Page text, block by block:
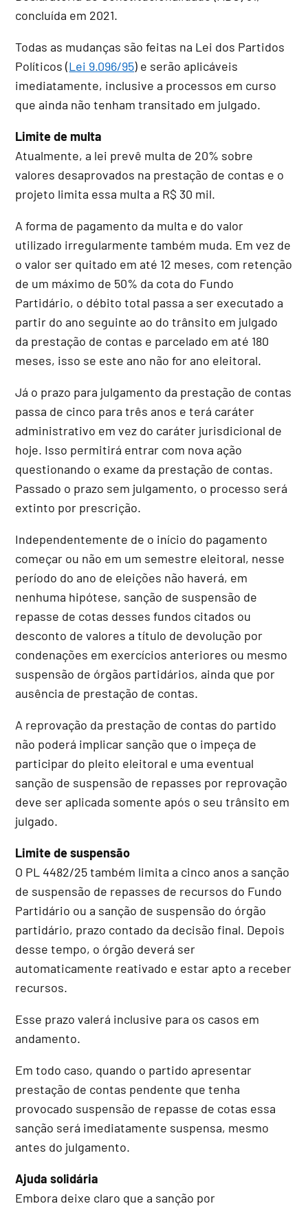
concluída em 2021.
Todas as mudanças são feitas na Lei dos Partidos
Políticos (Lei 9.096/95) e serão aplicáveis
imediatamente, inclusive a processos em curso
que ainda não tenham transitado em julgado.
Limite de multa
Atualmente, a lei prevê multa de 20% sobre
valores desaprovados na prestação de contas e o
projeto limita essa multa a R$ 30 mil.
A forma de pagamento da multa e do valor
utilizado irregularmente também muda. Em vez de
o valor ser quitado em até 12 meses, com retenção
de um máximo de 50% da cota do Fundo
Partidário, o débito total passa a ser executado a
partir do ano seguinte ao do trânsito em julgado
da prestação de contas e parcelado em até 180
meses, isso se este ano não for ano eleitoral.
Já o prazo para julgamento da prestação de contas
passa de cinco para três anos e terá caráter
administrativo em vez do caráter jurisdicional de
hoje. Isso permitirá entrar com nova ação
questionando o exame da prestação de contas.
Passado o prazo sem julgamento, o processo será
extinto por prescrição.
Independentemente de o início do pagamento
começar ou não em um semestre eleitoral, nesse
período do ano de eleições não haverá, em
nenhuma hipótese, sanção de suspensão de
repasse de cotas desses fundos citados ou
desconto de valores a título de devolução por
condenações em exercícios anteriores ou mesmo
suspensão de órgãos partidários, ainda que por
ausência de prestação de contas.
A reprovação da prestação de contas do partido
não poderá implicar sanção que o impeça de
participar do pleito eleitoral e uma eventual
sanção de suspensão de repasses por reprovação
deve ser aplicada somente após o seu trânsito em
julgado.
Limite de suspensão
O PL 4482/25 também limita a cinco anos a sanção
de suspensão de repasses de recursos do Fundo
Partidário ou a sanção de suspensão do órgão
partidário, prazo contado da decisão final. Depois
desse tempo, o órgão deverá ser
automaticamente reativado e estar apto a receber
recursos.
Esse prazo valerá inclusive para os casos em
andamento.
Em todo caso, quando o partido apresentar
prestação de contas pendente que tenha
provocado suspensão de repasse de cotas essa
sanção será imediatamente suspensa, mesmo
antes do julgamento.
Ajuda solidária
Embora deixe claro que a sanção por